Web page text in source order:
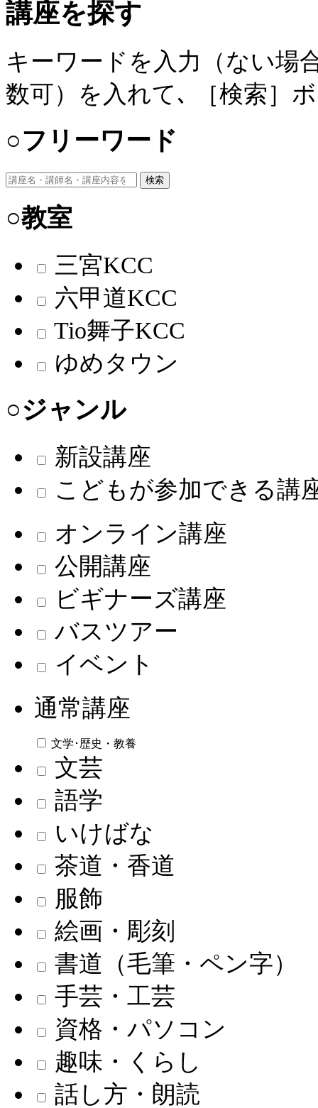
講座を探す
キーワードを入力（ない場
数可）を入れて､ ［検索］
○フリーワード
検索
○教室
三宮KCC
六甲道KCC
Tio舞子KCC
ゆめタウン
○ジャンル
新設講座
こどもが参加できる講
オンライン講座
公開講座
ビギナーズ講座
バスツアー
イベント
通常講座
文学･歴史・教養
文芸
語学
いけばな
茶道・香道
服飾
絵画・彫刻
書道（毛筆・ペン字）
手芸・工芸
資格・パソコン
趣味・くらし
話し方・朗読